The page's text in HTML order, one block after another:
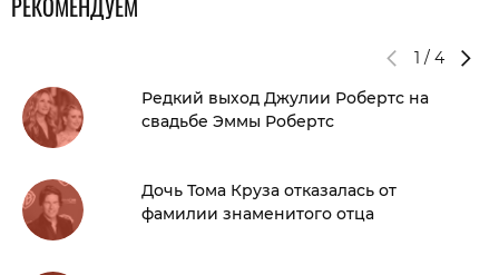
РЕКОМЕНДУЕМ
1 / 4
Редкий выход Джулии Робертс на
свадьбе Эммы Робертс
Дочь Тома Круза отказалась от
фамилии знаменитого отца